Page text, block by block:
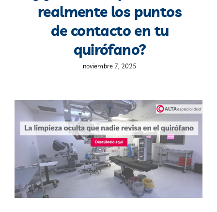
Blog
Contacto
realmente los puntos
de contacto en tu
quirófano?
noviembre 7, 2025